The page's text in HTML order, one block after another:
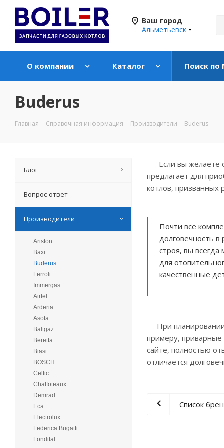
Ваш город
Альметьевск
О компании Каталог Поиск по
Buderus
Главная - Справочная информация - Производители - Buderus
Если вы желаете
предлагает для
котлов, призванных
Почти все
долговечность в
строя, вы всегда
для
качественные
При планировании
примеру,
сайте, полностью
отличается
Список
Блог
Вопрос-ответ
Производители
Ariston
Baxi
Buderus
Ferroli
Immergas
Airfel
Arderia
Asota
Baltgaz
Beretta
Biasi
BOSCH
Celtic
Chaffoteaux
Demrad
Eca
Electrolux
Federica Bugatti
Fondital